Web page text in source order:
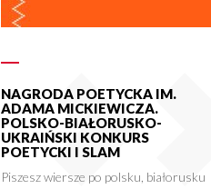
NAGRODA POETYCKA IM.
ADAMA MICKIEWICZA.
POLSKO-BIAŁORUSKO-
UKRAIŃSKI KONKURS
POETYCKI I SLAM
Piszesz wiersze po polsku, białorusku